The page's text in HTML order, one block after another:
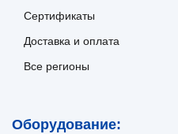
Сертификаты
Доставка и оплата
Все регионы
Оборудование: